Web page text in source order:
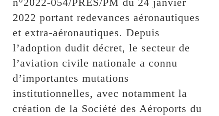
2022 portant redevances aéronautiques
et extra-aéronautiques. Depuis
l’adoption dudit décret, le secteur de
l’aviation civile nationale a connu
d’importantes mutations
institutionnelles, avec notamment la
création de la Société des Aéroports du